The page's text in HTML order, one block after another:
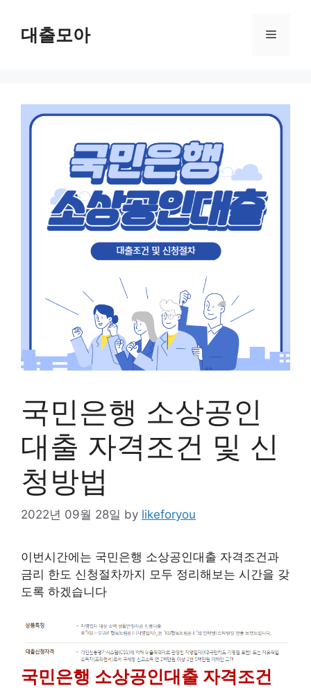
content대출모아 Menu
국민은행 소상공인
대출 자격조건 및 신
청방법
2022년 09월 28일 by likeforyou
이번시간에는 국민은행 소상공인대출 자격조건과
금리 한도 신청절차까지 모두 정리해보는 시간을 갖
도록 하겠습니다
국민은행 소상공인대출 자격조건